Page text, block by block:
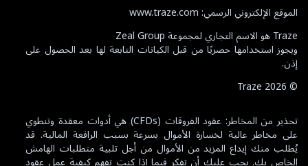
الموقع الإلكتروني الرسمي: www.traze.com
Traze هو الاسم التجاري لمجموعة Zeal Group
ويجوز استخدامها حصريًا من قبل الكيانات التابعة لها بعد الحصول على
إذن.
©
2026
تحذير من المخاطر: عقود الفروقات (CFDs) هي أدوات معقدة وتنطوي
على مخاطر عالية لخسارة الأموال بسرعة بسبب الرافعة المالية. قد
يُطلب منك إيداع المزيد من الأموال من أجل تلبية متطلبات الهامش
الخاص بك. يجب عليك أن تفكر فيما إذا كنت تفهم كيفية عمل عقود